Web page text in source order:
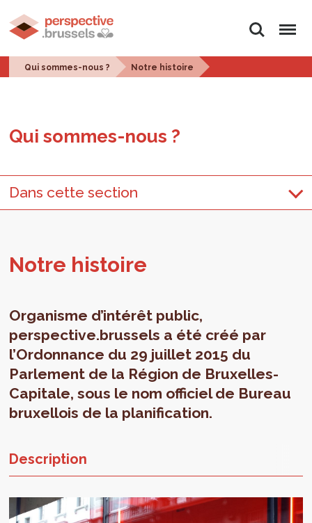
Rechercher
Menu
Qui sommes-nous ? Notre histoire
Qui sommes-nous ?
Dans cette section
Notre his­toire
Organisme d’intérêt public,
perspective.brussels a été créé par
l’Ordonnance du 29 juillet 2015 du
Parlement de la Région de Bruxelles-
Capitale, sous le nom officiel de Bureau
bruxellois de la planification.
Description